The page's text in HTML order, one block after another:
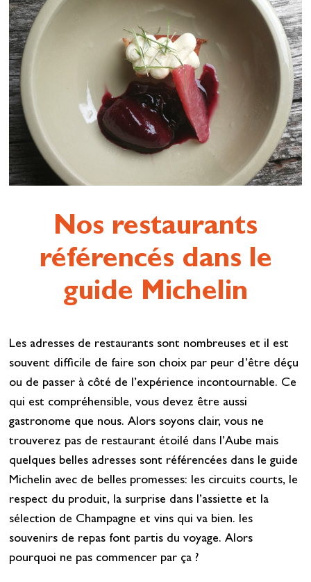
Nos restaurants
référencés dans le
guide Michelin
Les adresses de restaurants sont nombreuses et il est
souvent difficile de faire son choix par peur d’être déçu
ou de passer à côté de l’expérience incontournable. Ce
qui est compréhensible, vous devez être aussi
gastronome que nous. Alors soyons clair, vous ne
trouverez pas de restaurant étoilé dans l’Aube mais
quelques belles adresses sont référencées dans le guide
Michelin avec de belles promesses: les circuits courts, le
respect du produit, la surprise dans l’assiette et la
sélection de Champagne et vins qui va bien. les
souvenirs de repas font partis du voyage. Alors
pourquoi ne pas commencer par ça ?